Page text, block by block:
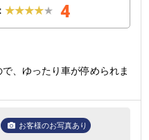
★★★★★ 4
、ゆったり車が停められま
お客様のお写真あり